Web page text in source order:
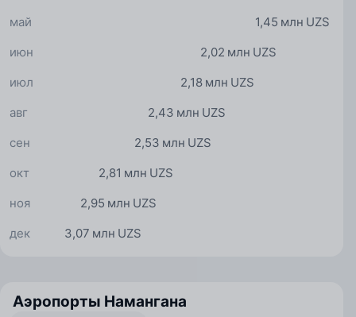
1,45 млн UZS
май
2,02 млн UZS
июн
2,18 млн UZS
июл
2,43 млн UZS
авг
2,53 млн UZS
сен
2,81 млн UZS
окт
2,95 млн UZS
ноя
3,07 млн UZS
дек
Аэропорты Намангана